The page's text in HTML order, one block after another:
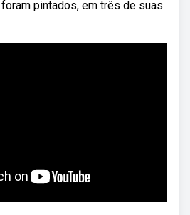
foram pintados, em três de suas